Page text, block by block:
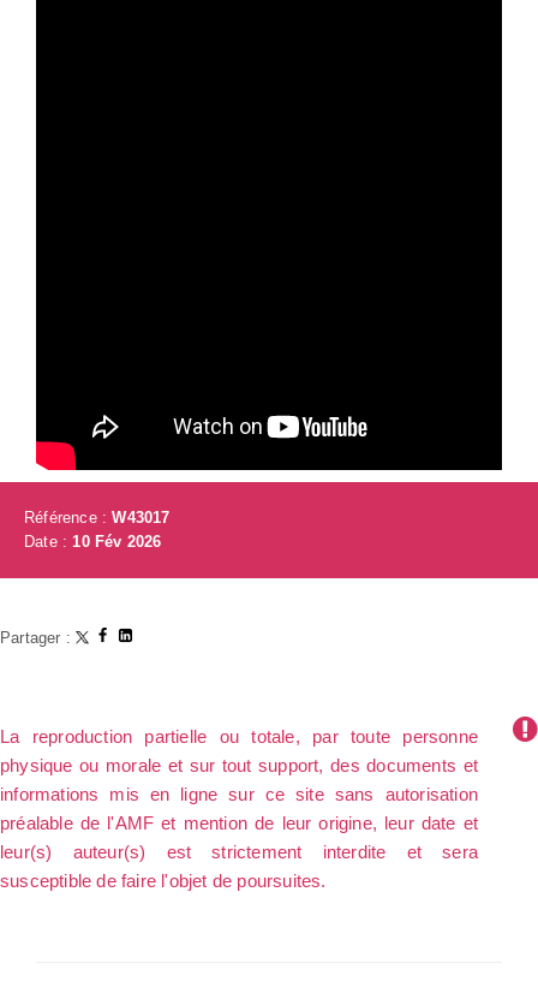
Référence :W43017
Date : 10 Fév 2026
Partager :
La reproduction partielle ou totale, par toute personne
physique ou morale et sur tout support, des documents et
informations mis en ligne sur ce site sans autorisation
préalable de l'AMF et mention de leur origine, leur date et
leur(s) auteur(s) est strictement interdite et sera
susceptible de faire l'objet de poursuites.